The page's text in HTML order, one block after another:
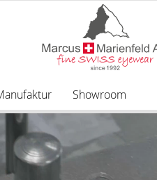
Showroom